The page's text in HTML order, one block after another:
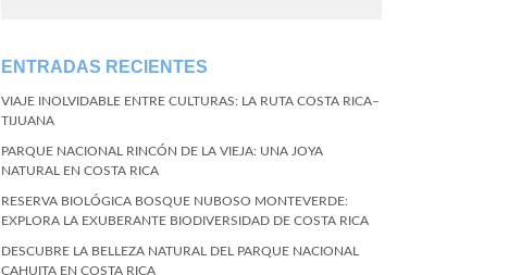
ENTRADAS RECIENTES
VIAJE INOLVIDABLE ENTRE CULTURAS: LA RUTA COSTA RICA–
TIJUANA
PARQUE NACIONAL RINCÓN DE LA VIEJA: UNA JOYA
NATURAL EN COSTA RICA
RESERVA BIOLÓGICA BOSQUE NUBOSO MONTEVERDE:
EXPLORA LA EXUBERANTE BIODIVERSIDAD DE COSTA RICA
DESCUBRE LA BELLEZA NATURAL DEL PARQUE NACIONAL
CAHUITA EN COSTA RICA